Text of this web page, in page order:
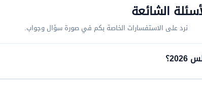
الشائعة
نرد على الاستفسارات الخاصة بكم في صورة سؤال وجواب.